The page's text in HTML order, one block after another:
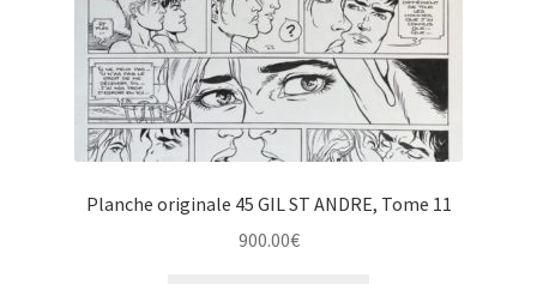
Planche originale 45 GIL ST ANDRE, Tome 11
900.00€